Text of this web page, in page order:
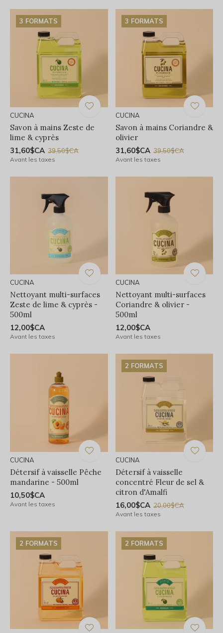
3 FORMATS
CUCINA
Savon à mains Zeste de
lime & cyprès
31,60$CA 39,50$CA
Avant les taxes
3 FORMATS
CUCINA
Savon à mains Coriandre &
olivier
31,60$CA 39,50$CA
Avant les taxes
CUCINA
Nettoyant multi-surfaces
Zeste de lime & cyprès -
500ml
12,00$CA
Avant les taxes
CUCINA
Nettoyant multi-surfaces
Coriandre & olivier -
500ml
12,00$CA
Avant les taxes
CUCINA
Détersif à vaisselle Pêche
mandarine - 500ml
10,50$CA
Avant les taxes
2 FORMATS
CUCINA
Détersif à vaisselle
concentré Fleur de sel &
citron d'Amalfi
16,00$CA 20,00$CA
Avant les taxes
2 FORMATS 2 FORMATS